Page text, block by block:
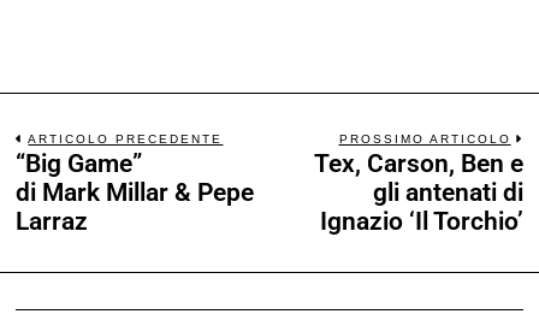
ARTICOLO PRECEDENTE
“Big Game”
di Mark Millar & Pepe
Larraz
PROSSIMO ARTICOLO
Tex, Carson, Ben e
gli antenati di
Ignazio ‘Il Torchio’